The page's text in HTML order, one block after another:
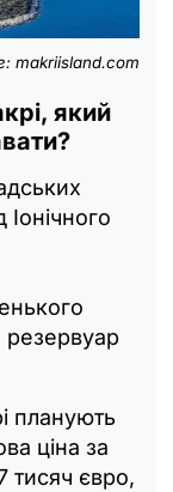
makriisland.com
який
резервуар
планують
ціна за
тисяч євро,